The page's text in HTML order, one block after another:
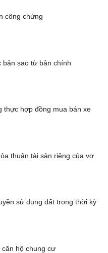
công chứng
sao từ bản chính
thực hợp đồng mua bán xe
thuận tài sản riêng của vợ
sử dụng đất trong thời kỳ
hộ chung cư